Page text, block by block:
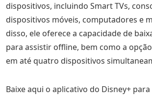
dispositivos, incluindo Smart TVs,
dispositivos móveis, computadores e
disso, ele oferece a capacidade de
para assistir offline, bem como a
em até quatro dispositivos
Baixe aqui o aplicativo do Disney+